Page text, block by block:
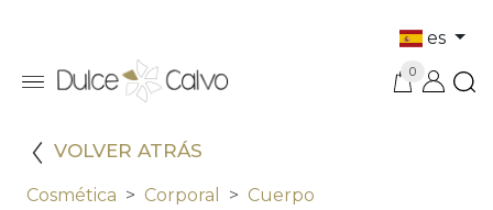
es
0
VOLVER ATRÁS
Cosmética Corporal
Cuerpo